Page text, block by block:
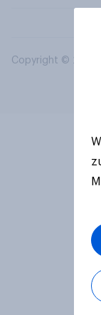
Copyright © 2026